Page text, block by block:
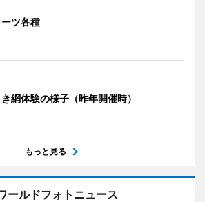
ーツ各種
網体験の様子（昨年開催時）
もっと見る
ールドフォトニュース